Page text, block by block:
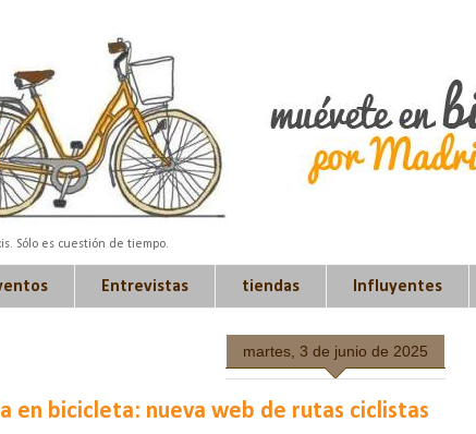
Sólo es cuestión de tiempo.
Entrevistas tiendas Influyentes
martes, 3 de junio de 2025
en bicicleta: nueva web de rutas ciclistas